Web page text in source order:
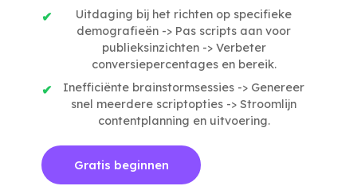
Uitdaging bij het richten op specifieke
demografieën -> Pas scripts aan voor
publieksinzichten -> Verbeter
conversiepercentages en bereik.
Inefficiënte brainstormsessies -> Genereer
snel meerdere scriptopties -> Stroomlijn
contentplanning en uitvoering.
Gratis beginnen